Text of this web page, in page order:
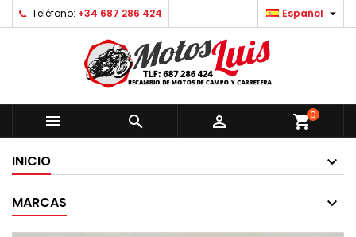
Teléfono: +34 687 286 424 Español 
   shopping_cart0
INICIO
MARCAS